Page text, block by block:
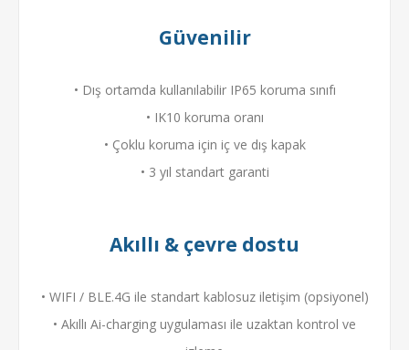
Güvenilir
• Dış ortamda kullanılabilir IP65 koruma sınıfı
• IK10 koruma oranı
• Çoklu koruma için iç ve dış kapak
• 3 yıl standart garanti
Akıllı & çevre dostu
• WIFI / BLE.4G ile standart kablosuz iletişim (opsiyonel)
• Akıllı Ai-charging uygulaması ile uzaktan kontrol ve